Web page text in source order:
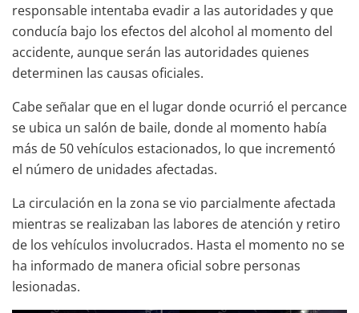
responsable intentaba evadir a las autoridades y que
conducía bajo los efectos del alcohol al momento del
accidente, aunque serán las autoridades quienes
determinen las causas oficiales.
Cabe señalar que en el lugar donde ocurrió el percance
se ubica un salón de baile, donde al momento había
más de 50 vehículos estacionados, lo que incrementó
el número de unidades afectadas.
La circulación en la zona se vio parcialmente afectada
mientras se realizaban las labores de atención y retiro
de los vehículos involucrados. Hasta el momento no se
ha informado de manera oficial sobre personas
lesionadas.